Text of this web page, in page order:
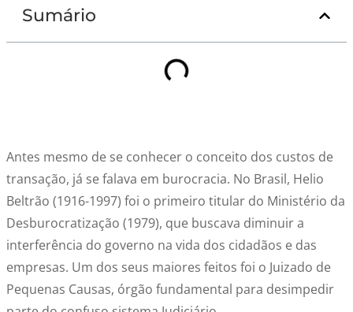
Sumário
Antes mesmo de se conhecer o conceito dos custos de
transação, já se falava em burocracia. No Brasil, Helio
Beltrão (1916-1997) foi o primeiro titular do Ministério da
Desburocratização (1979), que buscava diminuir a
interferência do governo na vida dos cidadãos e das
empresas. Um dos seus maiores feitos foi o Juizado de
Pequenas Causas, órgão fundamental para desimpedir